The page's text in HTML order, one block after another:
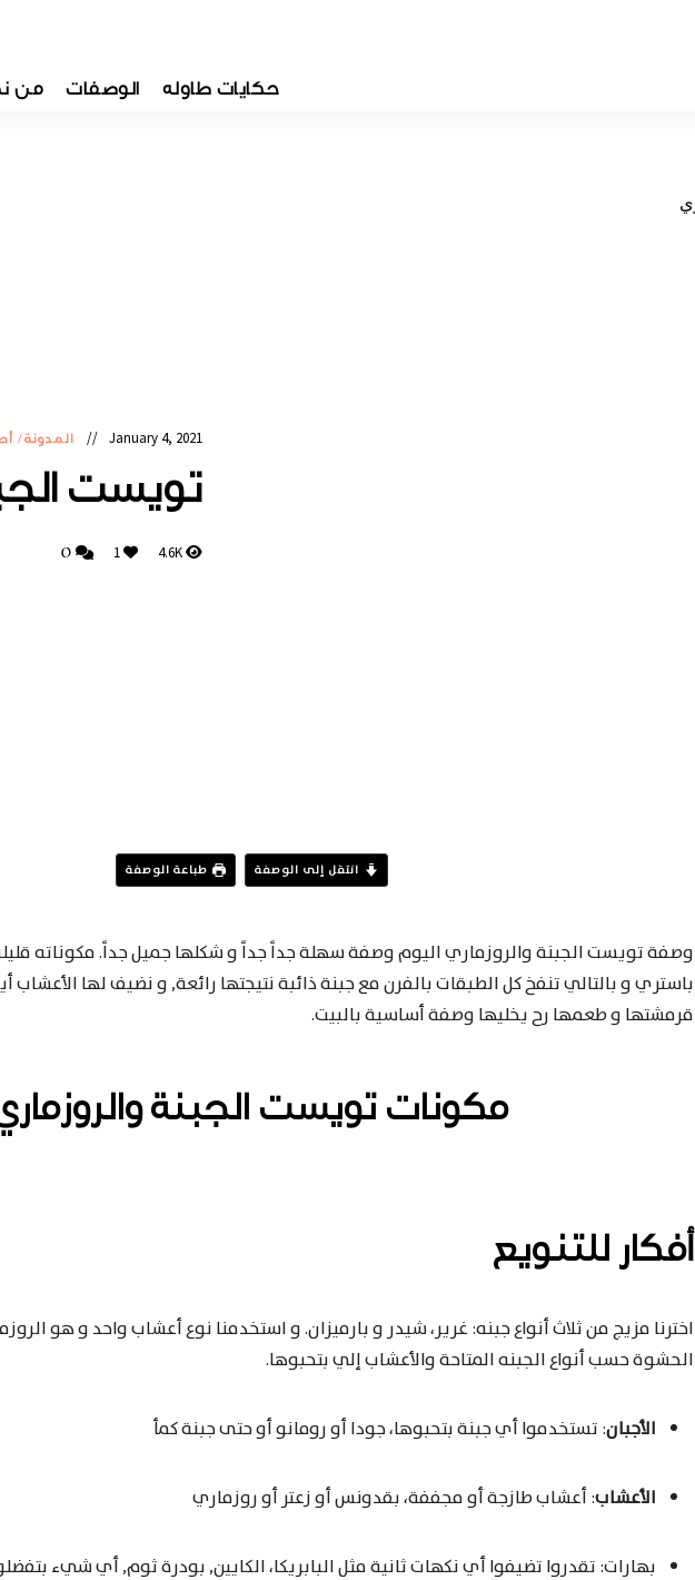
حكايات طاوله الوصفات من
January 4, 2021 المدونة/
تويست
4.6K
1
0
انتقل إلى الوصفة طباعة الوصفة
وصفة تويست الجبنة والروزماري اليوم وصفة سهلة جداً جداً و شكلها جميل جداً. مكوناته
باستري و بالتالي تنفخ كل الطبقات بالفرن مع جبنة ذائبة نتيجتها رائعة, و نضيف لها
قرمشتها و طعمها رح يخليها وصفة أساسية بالبيت.
مكونات تويست الجبنة
أفكار للتنويع
اخترنا مزيج من ثلاث أنواع جبنه: غرير، شيدر و بارميزان. و استخدمنا نوع أعشاب واحد و هو
الحشوة حسب أنواع الجبنه المتاحة والأعشاب إلي بتحبوها.
الأجبان: تستخدموا أي جبنة بتحبوها، جودا أو رومانو أو حتى جبنة كمأ
الأعشاب: أعشاب طازجة أو مجففة، بقدونس أو زعتر أو روزماري
بهارات: تقدروا تضيفوا أي نكهات ثانية مثل البابريكا، الكايين, بودرة ثوم, أي شيء